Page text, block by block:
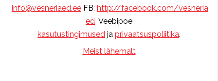
info@vesneriaed.ee FB: http://facebook.com/vesneria
ed Veebipoe
kasutustingimused ja privaatsuspoliitika.
Meist lähemalt